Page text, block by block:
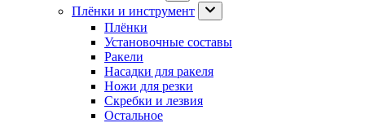
Плёнки и инструмент
Плёнки
Установочные составы
Ракели
Насадки для ракеля
Ножи для резки
Скребки и лезвия
Остальное